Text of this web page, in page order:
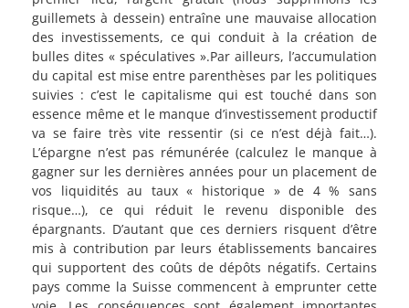
guillemets à dessein) entraîne une mauvaise allocation
des investissements, ce qui conduit à la création de
bulles dites « spéculatives ».Par ailleurs, l’accumulation
du capital est mise entre parenthèses par les politiques
suivies : c’est le capitalisme qui est touché dans son
essence même et le manque d’investissement productif
va se faire très vite ressentir (si ce n’est déjà fait…).
L’épargne n’est pas rémunérée (calculez le manque à
gagner sur les dernières années pour un placement de
vos liquidités au taux « historique » de 4 % sans
risque…), ce qui réduit le revenu disponible des
épargnants. D’autant que ces derniers risquent d’être
mis à contribution par leurs établissements bancaires
qui supportent des coûts de dépôts négatifs. Certains
pays comme la Suisse commencent à emprunter cette